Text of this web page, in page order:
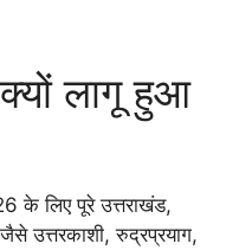
लागू हुआ
के लिए पूरे उत्तराखंड,
उत्तरकाशी, रुद्रप्रयाग,